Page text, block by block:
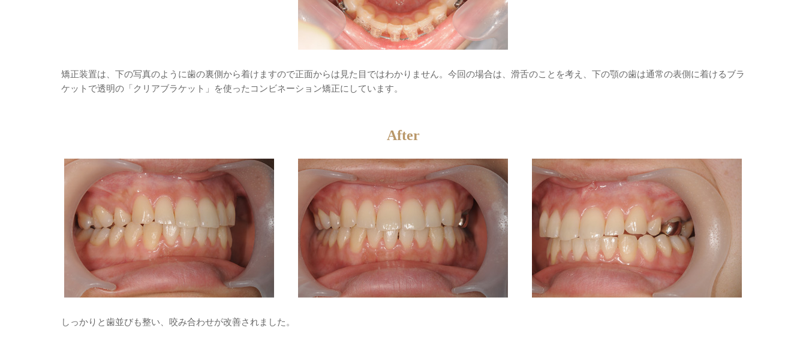
矯正装置は、下の写真のように歯の裏側から着けますので正面からは見た目ではわかりません。今回の場合は、滑舌のことを考え、下の顎の歯は通常の表側に着けるブラ
ケットで透明の「クリアブラケット」を使ったコンビネーション矯正にしています。
After
しっかりと歯並びも整い、咬み合わせが改善されました。